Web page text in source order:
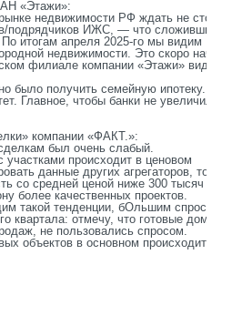
АН «Этажи»:
недвижимости РФ ждать не стоит. И
подрядчиков ИЖС, — что сложившиеся
итогам апреля 2025-го мы видим
недвижимости. Это скоро начнет
филиале компании «Этажи» видим
было получить семейную ипотеку. Но с
Главное, чтобы банки не увеличили
компании «ФАКТ.»:
был очень слабый.
происходит в ценовом
данные других агрегаторов, то у
со средней ценой ниже 300 тысяч за
более качественных проектов.
такой тенденции, бОльшим спросом
квартала: отмечу, что готовые дома,
не пользовались спросом.
объектов в основном происходит на